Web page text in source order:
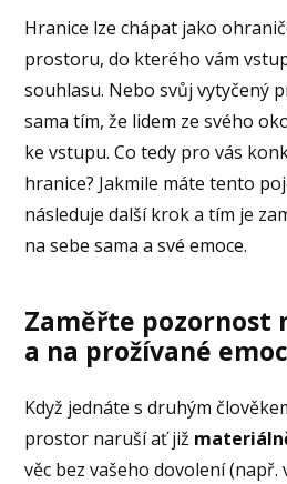
Hranice lze chápat jako
prostoru, do kterého vám
souhlasu. Nebo svůj vytyčený
sama tím, že lidem ze svého
ke vstupu. Co tedy pro vás
hranice? Jakmile máte tento
následuje další krok a tím je
na sebe sama a své emoce.
Zaměřte pozornost
a na prožívané
Když jednáte s druhým
prostor naruší ať již
věc bez vašeho dovolení (např.